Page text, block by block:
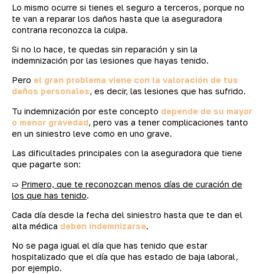
Lo mismo ocurre si tienes el seguro a terceros, porque no
te van a reparar los daños hasta que la aseguradora
contraria reconozca la culpa.
Si no lo hace, te quedas sin reparación y sin la
indemnización por las lesiones que hayas tenido.
Pero el gran problema viene con la valoración de tus
daños personales, es decir, las lesiones que has sufrido.
Tu indemnización por este concepto depende de su mayor
o menor gravedad, pero vas a tener complicaciones tanto
en un siniestro leve como en uno grave.
Las dificultades principales con la aseguradora que tiene
que pagarte son:
➯ Primero, que te reconozcan menos días de curación de
los que has tenido.
Cada día desde la fecha del siniestro hasta que te dan el
alta médica deben indemnizarse.
No se paga igual el día que has tenido que estar
hospitalizado que el día que has estado de baja laboral,
por ejemplo.